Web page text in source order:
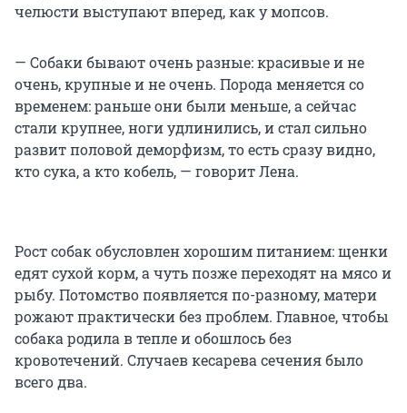
челюсти выступают вперед, как у мопсов.
— Собаки бывают очень разные: красивые и не
очень, крупные и не очень. Порода меняется со
временем: раньше они были меньше, а сейчас
стали крупнее, ноги удлинились, и стал сильно
развит половой деморфизм, то есть сразу видно,
кто сука, а кто кобель, — говорит Лена.
Рост собак обусловлен хорошим питанием: щенки
едят сухой корм, а чуть позже переходят на мясо и
рыбу. Потомство появляется по-разному, матери
рожают практически без проблем. Главное, чтобы
собака родила в тепле и обошлось без
кровотечений. Случаев кесарева сечения было
всего два.